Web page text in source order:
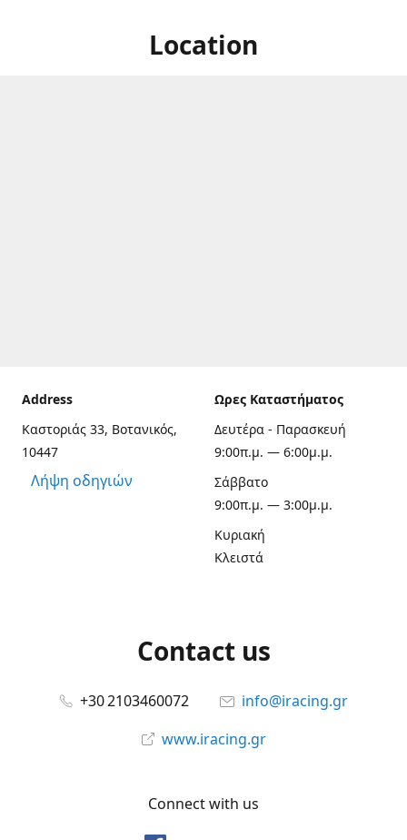
Location
Address
Καστοριάς 33, Βοτανικός,
10447
Λήψη οδηγιών
Ωρες Καταστήματος
Δευτέρα - Παρασκευή
9:00π.μ. — 6:00μ.μ.
Σάββατο
9:00π.μ. — 3:00μ.μ.
Κυριακή
Κλειστά
Contact us
+30 2103460072
info@iracing.gr
www.iracing.gr
Connect with us